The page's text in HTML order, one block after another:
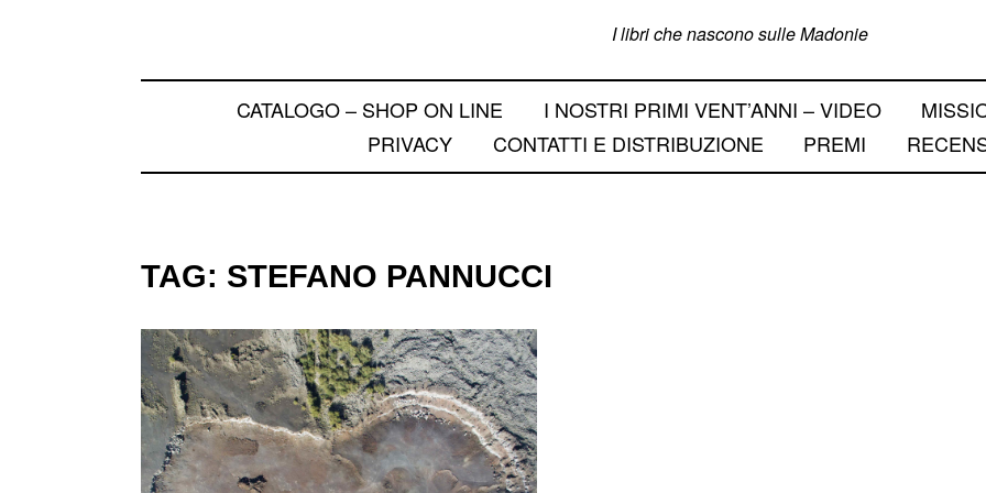
I libri che nascono sulle Madonie
CATALOGO – SHOP ON LINE I NOSTRI PRIMI VENT’ANNI – VIDEO
PRIVACY
CONTATTI E DISTRIBUZIONE PREMI
TAG: STEFANO PANNUCCI